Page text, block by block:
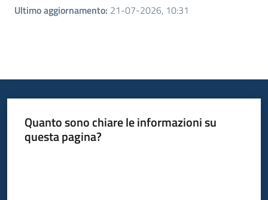
Ultimo aggiornamento: 21-07-2026, 10:31
Quanto sono chiare le informazioni su
questa pagina?